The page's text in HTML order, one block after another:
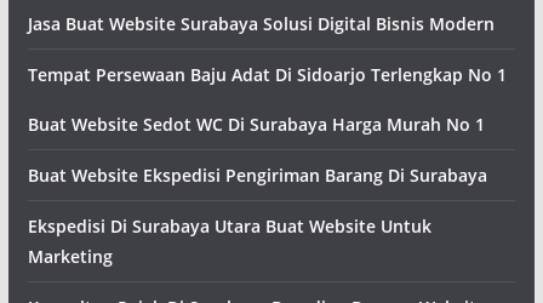
Jasa Buat Website Surabaya Solusi Digital Bisnis Modern
Tempat Persewaan Baju Adat Di Sidoarjo Terlengkap No 1
Buat Website Sedot WC Di Surabaya Harga Murah No 1
Buat Website Ekspedisi Pengiriman Barang Di Surabaya
Ekspedisi Di Surabaya Utara Buat Website Untuk
Marketing